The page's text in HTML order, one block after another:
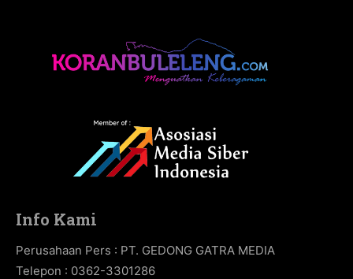
Info Kami
Perusahaan Pers : PT. GEDONG GATRA MEDIA
Telepon : 0362-3301286